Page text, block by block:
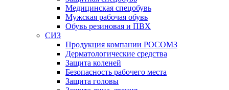
Медицинская спецобувь
Мужская рабочая обувь
Обувь резиновая и ПВХ
СИЗ
Продукция компании РОСОМЗ
Дерматологические средства
Защита коленей
Безопасность рабочего места
Защита головы